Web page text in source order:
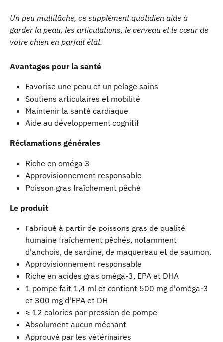
Un peu multitâche, ce supplément quotidien aide à
garder la peau, les articulations, le cerveau et le cœur de
votre chien en parfait état.
Avantages pour la santé
Favorise une peau et un pelage sains
Soutiens articulaires et mobilité
Maintenir la santé cardiaque
Aide au développement cognitif
Réclamations générales
Riche en oméga 3
Approvisionnement responsable
Poisson gras fraîchement pêché
Le produit
Fabriqué à partir de poissons gras de qualité
humaine fraîchement pêchés, notamment
d'anchois, de sardine, de maquereau et de saumon.
Approvisionnement responsable
Riche en acides gras oméga-3, EPA et DHA
1 pompe fait 1,4 ml et contient 500 mg d'oméga-3
et 300 mg d'EPA et DH
≈ 12 calories par pression de pompe
Absolument aucun méchant
Approuvé par les vétérinaires